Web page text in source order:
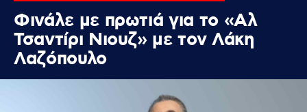
Φινάλε με πρωτιά για το «Αλ
Τσαντίρι Νιουζ» με τον Λάκη
Λαζόπουλο